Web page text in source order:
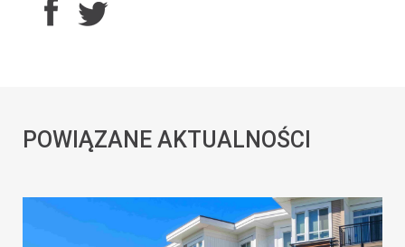
POWIĄZANE AKTUALNOŚCI